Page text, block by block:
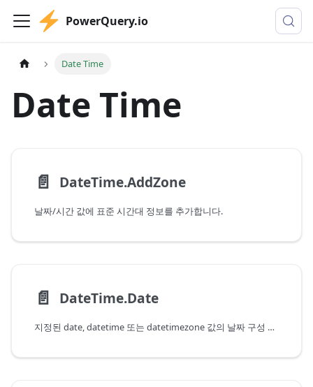
PowerQuery.io
Date Time
Date Time
📄️ DateTime.AddZone
날짜/시간 값에 표준 시간대 정보를 추가합니다.
📄️ DateTime.Date
지정된 date, datetime 또는 datetimezone 값의 날짜 구성 요소를 반환합니다.